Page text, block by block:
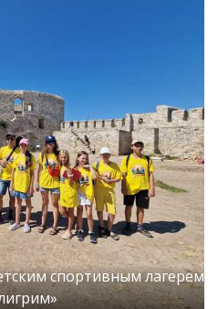
спортивным лагерем